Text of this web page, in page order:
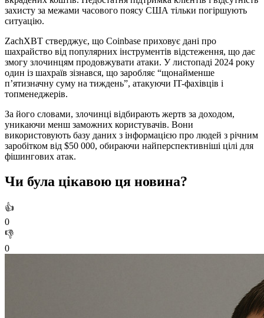
захисту за межами часового поясу США тільки погіршують
ситуацію.
ZachXBT стверджує, що Coinbase приховує дані про
шахрайство від популярних інструментів відстеження, що дає
змогу злочинцям продовжувати атаки. У листопаді 2024 року
один із шахраїв зізнався, що заробляє “щонайменше
п’ятизначну суму на тиждень”, атакуючи IT-фахівців і
топменеджерів.
За його словами, злочинці відбирають жертв за доходом,
уникаючи менш заможних користувачів. Вони
використовують базу даних з інформацією про людей з річним
заробітком від $50 000, обираючи найперспективніші цілі для
фішингових атак.
Чи була цікавою ця новина?
👍
0
👎
0